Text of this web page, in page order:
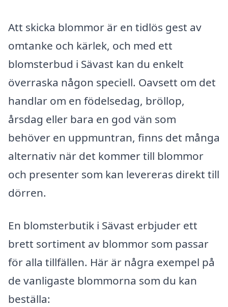
Att skicka blommor är en tidlös gest av
omtanke och kärlek, och med ett
blomsterbud i Sävast kan du enkelt
överraska någon speciell. Oavsett om det
handlar om en födelsedag, bröllop,
årsdag eller bara en god vän som
behöver en uppmuntran, finns det många
alternativ när det kommer till blommor
och presenter som kan levereras direkt till
dörren.
En blomsterbutik i Sävast erbjuder ett
brett sortiment av blommor som passar
för alla tillfällen. Här är några exempel på
de vanligaste blommorna som du kan
beställa: